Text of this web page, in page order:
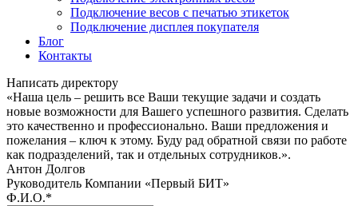
Подключение весов с печатью этикеток
Подключение дисплея покупателя
Блог
Контакты
Написать директору
«Наша цель – решить все Ваши текущие задачи и создать
новые возможности для Вашего успешного развития. Сделать
это качественно и профессионально. Ваши предложения и
пожелания – ключ к этому. Буду рад обратной связи по работе
как подразделений, так и отдельных сотрудников.».
Антон Долгов
Руководитель Компании «Первый БИТ»
Ф.И.О.*